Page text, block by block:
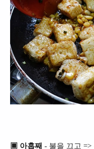
▣ 아홉째 - 불을 끄고